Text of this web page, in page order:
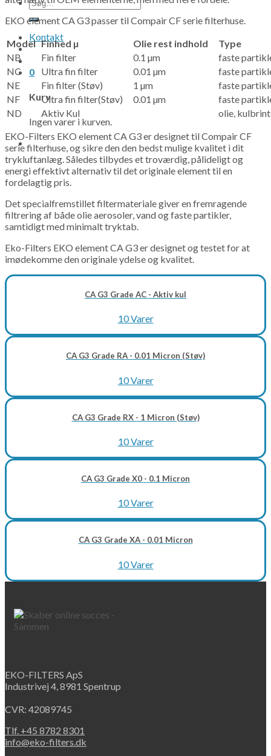
efter:
Kontakt
0
Kurv
Ingen varer i kurven.
EKO element CA G3 passer til Compair CF serie filterhuse.
Model Finhed µ Olie rest indhold
Type
NB
Fin filter 0.1 µm
faste
NC
Ultra fin filter 0.01 µm
faste
NE
Fin filter (Støv) 1 µm
faste
NF
Ultra fin filter(Støv) 0.01 µm
faste
ND
Aktiv Kul
olie,
EKO-Filters EKO element CA G3 er designet til Compair CF
serie filterhuse, og sikre den den bedst mulige kvalitet i dit
trykluftanlæg. Således tilbydes et troværdig, pålideligt og
energi effektivt alternativ til det originale element til en
fordelagtig pris.
Det specialfremstillet filtermateriale giver en fremragende
filtrering af både olie aerosoler, vand og faste partikler,
samtidigt med minimalt tryktab.
Eko-Filters EKO element CA G3 er designet og testet for at
imødekomme den originale ydelse og kvalitet.
CA G3 Grade AC - Aktiv kul
10 Varer
CA G3 Grade RA - 0.01 Micron (Støv)
10 Varer
CA G3 Grade RX - 1 Micron (Støv)
10 Varer
CA G3 Grade X0 - 0.1 Micron
10 Varer
CA G3 Grade XA - 0.01 Micron
10 Varer
EKO-FILTERS ApS
Industrivej 4, 8981 Spentrup
CVR: 42089745
Tlf. +45 8782 8301
info@eko-filters.dk